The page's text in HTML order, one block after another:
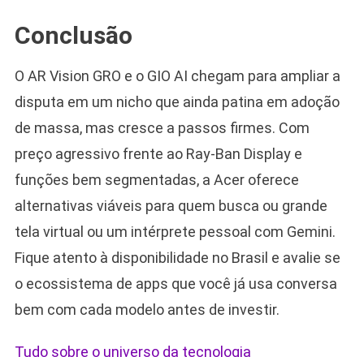
Conclusão
O AR Vision GRO e o GIO AI chegam para ampliar a
disputa em um nicho que ainda patina em adoção
de massa, mas cresce a passos firmes. Com
preço agressivo frente ao Ray-Ban Display e
funções bem segmentadas, a Acer oferece
alternativas viáveis para quem busca ou grande
tela virtual ou um intérprete pessoal com Gemini.
Fique atento à disponibilidade no Brasil e avalie se
o ecossistema de apps que você já usa conversa
bem com cada modelo antes de investir.
Tudo sobre o universo da tecnologia